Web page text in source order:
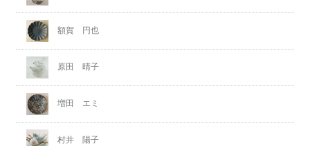
額賀 円也
原田 晴子
増田 エミ
村井 陽子